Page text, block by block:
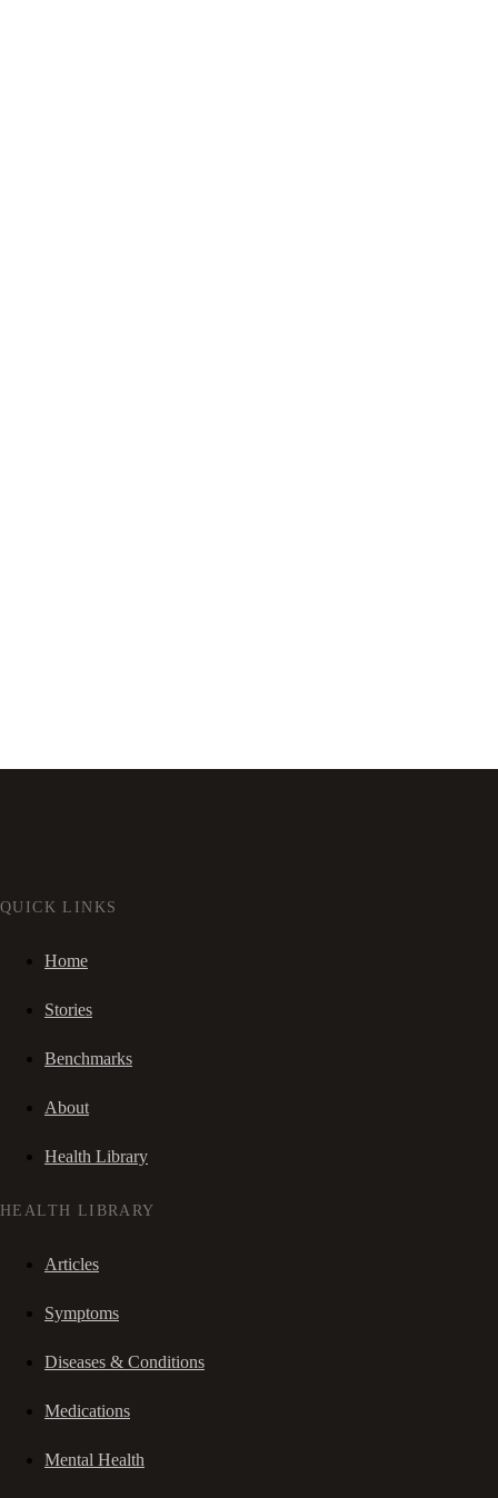
QUICK LINKS
Home
Stories
Benchmarks
About
Health Library
HEALTH LIBRARY
Articles
Symptoms
Diseases & Conditions
Medications
Mental Health